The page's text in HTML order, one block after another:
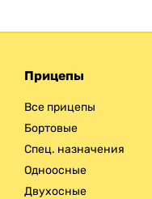
Прицепы
Все прицепы
Бортовые
Спец. назначения
Одноосные
Двухосные